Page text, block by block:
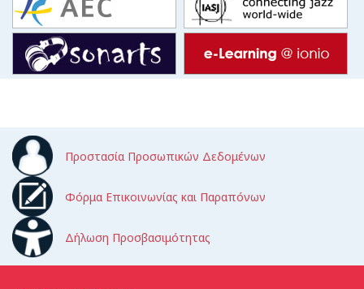
Προστασία Προσωπικών Δεδομένων
Φόρμα Επικοινωνίας και Παραπόνων
Δήλωση Προσβασιμότητας